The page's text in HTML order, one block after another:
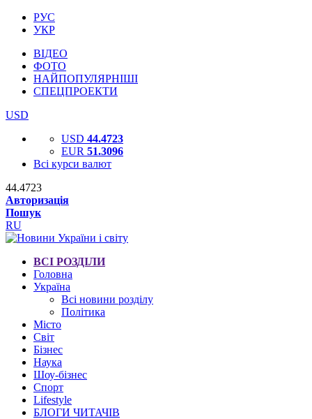
РУС
УКР
ВІДЕО
ФОТО
НАЙПОПУЛЯРНІШІ
СПЕЦПРОЕКТИ
USD
USD 44.4723
EUR 51.3096
Всі курси валют
44.4723
Авторизація
Пошук
RU
ВСІ РОЗДІЛИ
Головна
Україна
Всі новини розділу
Політика
Місто
Світ
Бізнес
Наука
Шоу-бізнес
Спорт
Lifestyle
БЛОГИ ЧИТАЧІВ